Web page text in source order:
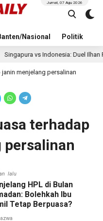
Nasional Politik
Jumat, 07 Agu 2026
vs Indonesia: Duel Ilhan
menjelang persalinan
terhadap
persalinan
lalu
HPL di Bulan
Bolehkah Ibu
Tetap Berpuasa?